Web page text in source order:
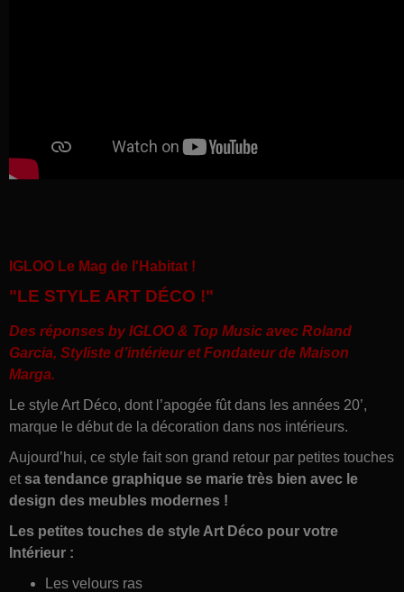
IGLOO Le Mag de l'Habitat !
"LE STYLE ART DÉCO !"
Des réponses by IGLOO & Top Music avec Roland
Garcia, Styliste d’intérieur et Fondateur de Maison
Marga.
Le style Art Déco, dont l’apogée fût dans les années 20’,
marque le début de la décoration dans nos intérieurs.
Aujourd’hui, ce style fait son grand retour par petites touches
et sa tendance graphique se marie très bien avec le
design des meubles modernes !
Les petites touches de style Art Déco pour votre
Intérieur :
Les velours ras